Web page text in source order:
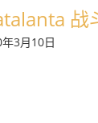
战
3月10日